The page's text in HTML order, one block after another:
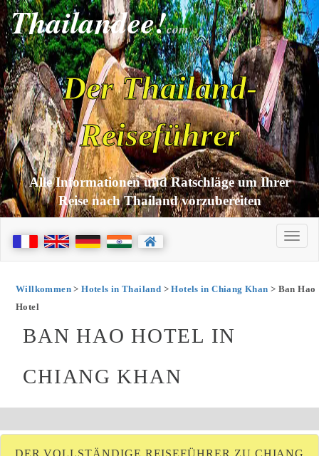
Thailandee!com
Der Thailand-
Reiseführer
Alle Informationen und Ratschläge um Ihrer
Reise nach Thailand vorzubereiten
Willkommen>Hotels in Thailand >Hotels in Chiang Khan > Ban Hao
Hotel
BAN HAO HOTEL IN
CHIANG KHAN
DER VOLLSTÄNDIGE REISEFÜHRER ZU CHIANG